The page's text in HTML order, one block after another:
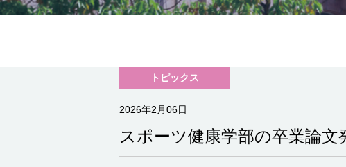
トピックス
2026年2月06日
スポーツ健康学部の卒業論文